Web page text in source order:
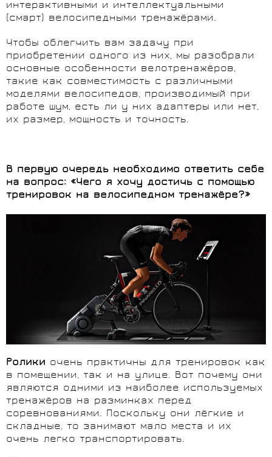
интерактивными и интеллектуальными
(смарт) велосипедными тренажёрами.
Чтобы облегчить вам задачу при
приобретении одного из них, мы разобрали
основные особенности велотренажёров,
такие как совместимость с различными
моделями велосипедов, производимый при
работе шум, есть ли у них адаптеры или нет,
их размер, мощность и точность.
В первую очередь необходимо ответить себе
на вопрос: «Чего я хочу достичь с помощью
тренировок на велосипедном тренажёре?»
Ролики очень практичны для тренировок как
в помещении, так и на улице. Вот почему они
являются одними из наиболее используемых
тренажёров на разминках перед
соревнованиями. Поскольку они лёгкие и
складные, то занимают мало места и их
очень легко транспортировать.